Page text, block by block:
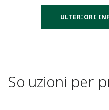
ULTERIORI
Soluzioni per